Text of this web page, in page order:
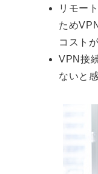
リモー
ため
コスト
VPN接
ないと